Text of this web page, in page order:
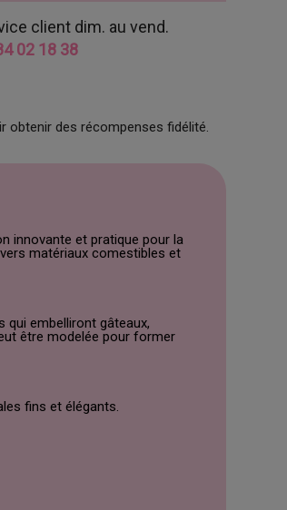
client dim. au vend.
02 18 38
obtenir des récompenses fidélité.
innovante et pratique pour la
matériaux comestibles et
qui embelliront gâteaux,
être modelée pour former
fins et élégants.